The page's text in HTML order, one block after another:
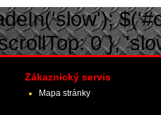
0 },
Zákaznický servis
Mapa stránky